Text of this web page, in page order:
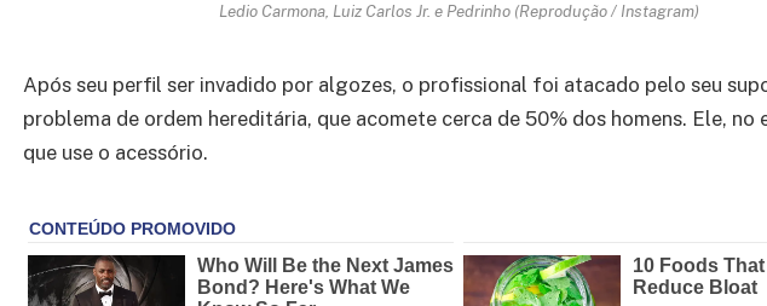
Ledio Carmona, Luiz Carlos Jr. e Pedrinho (Reprodução / Instagram)
Após seu perfil ser invadido por algozes, o profissional foi atacado pelo seu
problema de ordem hereditária, que acomete cerca de 50% dos homens. Ele, no
que use o acessório.